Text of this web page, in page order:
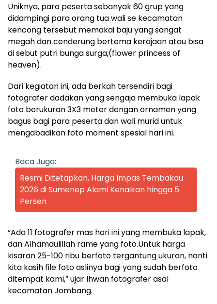
Uniknya, para peserta sebanyak 60 grup yang
didampingi para orang tua wali se kecamatan
kencong tersebut memakai baju yang sangat
megah dan cenderung bertema kerajaan atau bisa
di sebut putri bunga surga,(flower princess of
heaven).
Dari kegiatan ini, ada berkah tersendiri bagi
fotografer dadakan yang sengaja membuka lapak
foto berukuran 3X3 meter dengan ornamen yang
bagus bagi para peserta dan wali murid untuk
mengabadikan foto moment spesial hari ini.
Baca Juga:
Resmi Ditetapkan, Harga Impas Tembakau
2026 di Sumenep Alami Kenaikan hingga 5
Persen
“Ada 11 fotografer mas hari ini yang membuka lapak,
dan Alhamdulillah rame yang foto.Untuk harga
kisaran 25-100 ribu berfoto tergantung ukuran, nanti
kita kasih file foto aslinya bagi yang sudah berfoto
ditempat kami,” ujar Ihwan fotografer asal
kecamatan Jombang.